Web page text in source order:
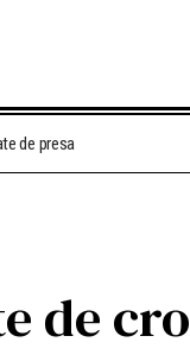
de presa
de